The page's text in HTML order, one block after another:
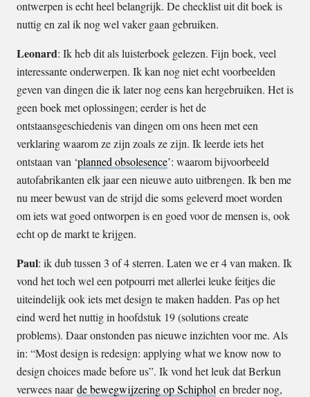
ontwerpen is echt heel belangrijk. De checklist uit dit boek is
nuttig en zal ik nog wel vaker gaan gebruiken.
Leonard: Ik heb dit als luisterboek gelezen. Fijn boek, veel
interessante onderwerpen. Ik kan nog niet echt voorbeelden
geven van dingen die ik later nog eens kan hergebruiken. Het is
geen boek met oplossingen; eerder is het de
ontstaansgeschiedenis van dingen om ons heen met een
verklaring waarom ze zijn zoals ze zijn. Ik leerde iets het
ontstaan van ‘planned obsolesence’: waarom bijvoorbeeld
autofabrikanten elk jaar een nieuwe auto uitbrengen. Ik ben me
nu meer bewust van de strijd die soms geleverd moet worden
om iets wat goed ontworpen is en goed voor de mensen is, ook
echt op de markt te krijgen.
Paul: ik dub tussen 3 of 4 sterren. Laten we er 4 van maken. Ik
vond het toch wel een potpourri met allerlei leuke feitjes die
uiteindelijk ook iets met design te maken hadden. Pas op het
eind werd het nuttig in hoofdstuk 19 (solutions create
problems). Daar onstonden pas nieuwe inzichten voor me. Als
in: “Most design is redesign: applying what we know now to
design choices made before us”. Ik vond het leuk dat Berkun
verwees naarde bewegwijzering op Schiphol en breder nog,